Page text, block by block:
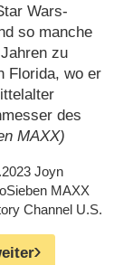
Wars-
so manche
zu
Florida, wo er
des
MAXX)
Joyn
MAXX
Channel U.S.